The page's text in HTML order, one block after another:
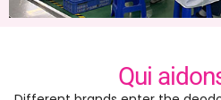
Qui